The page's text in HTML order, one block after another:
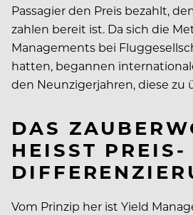
Passagier den Preis bezahlt,
zahlen bereit ist. Da sich die
Managements bei
hatten, begannen
den Neunzigerjahren, diese zu
DAS
HEISST PREIS-D
Vom Prinzip her ist Yield